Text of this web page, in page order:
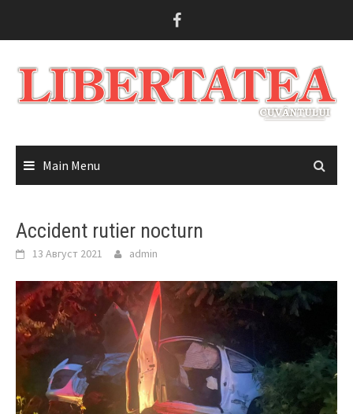
Main Menu
Accident rutier nocturn
13 Август 2021 admin